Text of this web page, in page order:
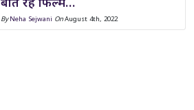
ByNeha Sejwani OnAugust 4th, 2022